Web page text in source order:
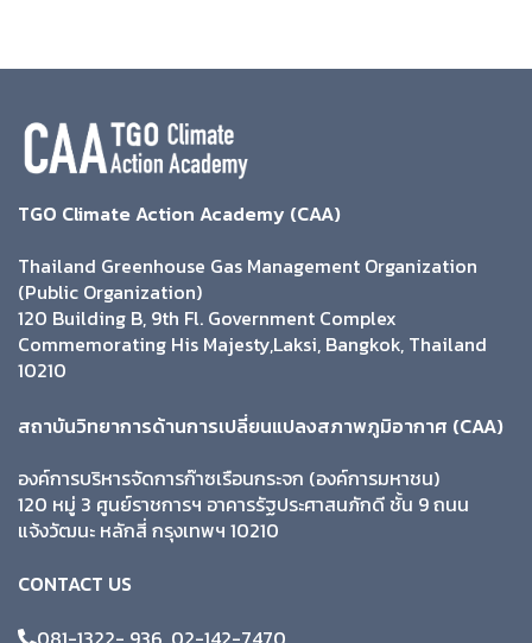
TGO Climate Action Academy (CAA)
Thailand Greenhouse Gas Management Organization
(Public Organization)
120 Building B, 9th Fl. Government Complex
Commemorating His Majesty,Laksi, Bangkok, Thailand
10210
สถาบันวิทยาการด้านการเปลี่ยนแปลงสภาพภูมิอากาศ (CAA)
องค์การบริหารจัดการก๊าซเรือนกระจก (องค์การมหาชน)
120 หมู่ 3 ศูนย์ราชการฯ อาคารรัฐประศาสนภักดี ชั้น 9 ถนน
แจ้งวัฒนะ หลักสี่ กรุงเทพฯ 10210
CONTACT US